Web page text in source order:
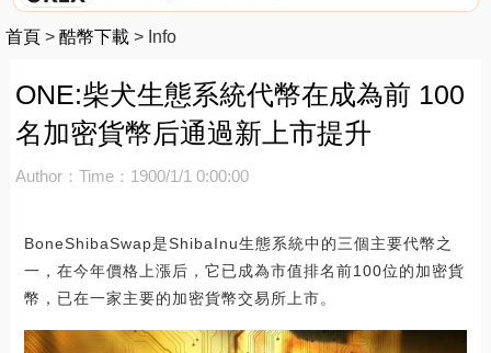
首頁 > 酷幣下載 > Info
ONE:柴犬生態系統代幣在成為前 100
名加密貨幣后通過新上市提升
Author： Time：1900/1/1 0:00:00
BoneShibaSwap是ShibaInu生態系統中的三個主要代幣之
一，在今年價格上漲后，它已成為市值排名前100位的加密貨
幣，已在一家主要的加密貨幣交易所上市。